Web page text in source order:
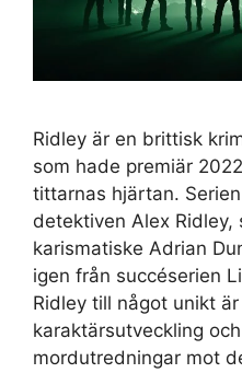
Ridley är en brittisk
som hade premiär
tittarnas hjärtan.
detektiven Alex Ridley,
karismatiske Adrian
igen från succéserien
Ridley till något unikt
karaktärsutveckling
mordutredningar mot